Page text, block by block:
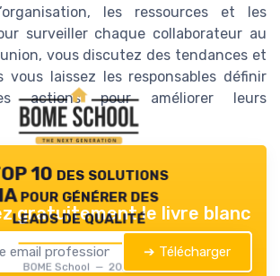
les ressources et les
surveiller chaque collaborateur au
vous discutez des tendances et
vous laissez les responsables définir
actions pour améliorer leurs
10 des solutions
IA pour générer des
leads de qualité
BOME School — 2026
gratuitement le livre blanc
➔ Télécharger